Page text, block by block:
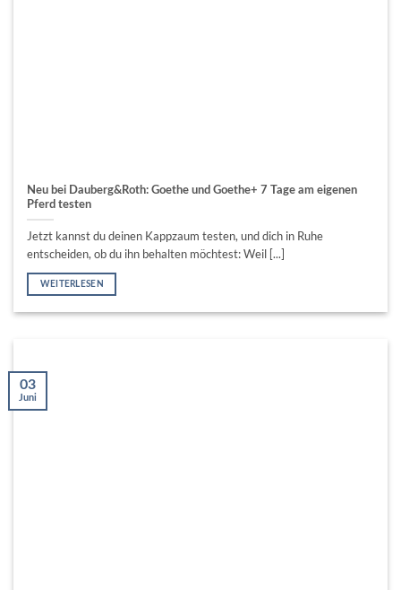
Neu bei Dauberg&Roth: Goethe und Goethe+ 7 Tage am eigenen
Pferd testen
Jetzt kannst du deinen Kappzaum testen, und dich in Ruhe
entscheiden, ob du ihn behalten möchtest: Weil [...]
WEITERLESEN
03
Juni